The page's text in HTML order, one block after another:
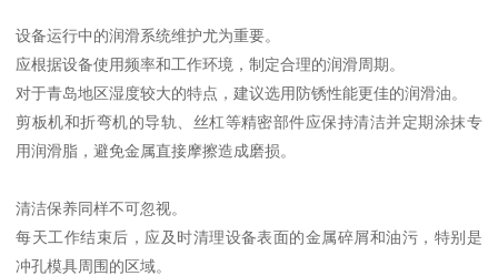
设备运行中的润滑系统维护尤为重要。
应根据设备使用频率和工作环境，制定合理的润滑周期。
对于青岛地区湿度较大的特点，建议选用防锈性能更佳的润滑油。
剪板机和折弯机的导轨、丝杠等精密部件应保持清洁并定期涂抹专
用润滑脂，避免金属直接摩擦造成磨损。
清洁保养同样不可忽视。
每天工作结束后，应及时清理设备表面的金属碎屑和油污，特别是
冲孔模具周围的区域。